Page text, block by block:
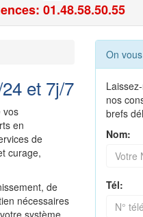
01.48.58.50.55
et 7j/7
vos
en
de
curage,
de
nécessaires
système.
On
nos
brefs
Nom:
Tél: